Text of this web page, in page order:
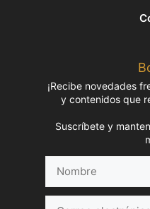
¡Recibe novedades
y contenidos que
Suscríbete y